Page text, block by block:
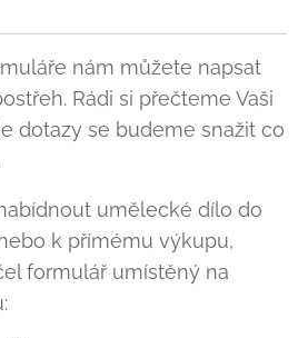
nám můžete napsat
Rádi si přečteme Vaši
dotazy se budeme snažit co
umělecké dílo do
k přímému výkupu,
formulář umístěný na